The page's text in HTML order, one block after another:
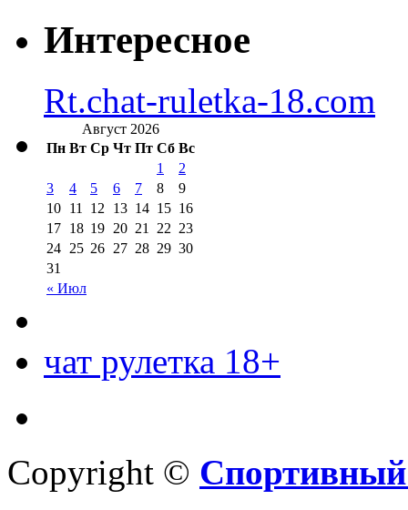
Интересное
Rt.chat-ruletka-18.com
Август 2026
Пн Вт Ср Чт Пт Сб Вс
« Июл
1
2
3
4 5 6 7 8
9
10 11 12 13 14 15 16
17 18 19 20 21 22 23
24 25 26 27 28 29 30
31
чат рулетка 18+
Copyright © Спортивный